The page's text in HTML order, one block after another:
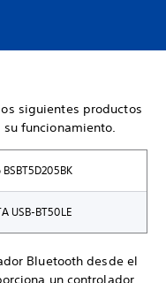
siguientes productos
funcionamiento.
USB-BT50LE
Bluetooth desde el
un controlador